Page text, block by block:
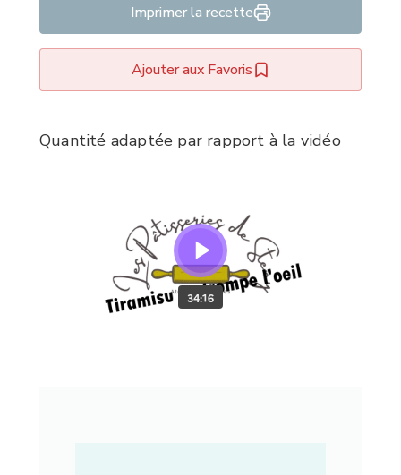
Imprimer la recette
Ajouter aux Favoris
Quantité adaptée par rapport à la vidéo